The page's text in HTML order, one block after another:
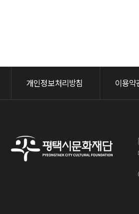
개인정보처리방침 이용약